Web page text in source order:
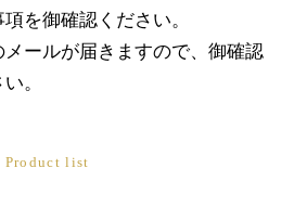
を御確認ください。
ールが届きますので、御確認
。
Product list